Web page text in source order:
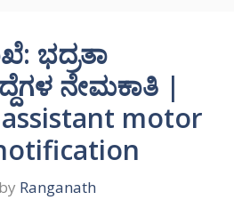
ಭದ್ರತಾ
ನೇಮಕಾತಿ |
motor
by Ranganath